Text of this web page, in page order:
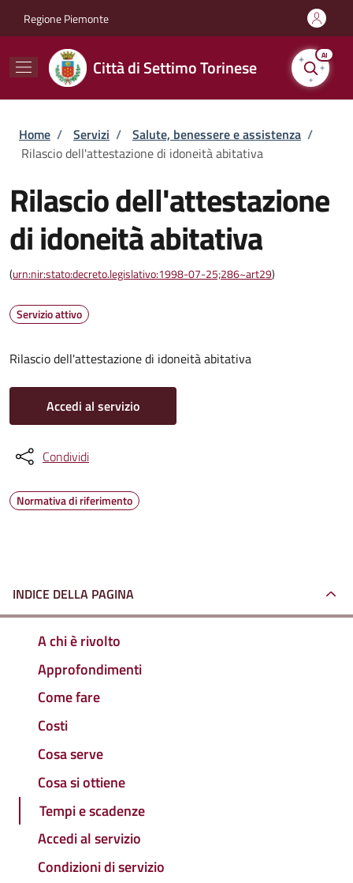
Regione Piemonte
Città di Settimo Torinese
AI
Briciole di pane
Home / Servizi / Salute, benessere e assistenza /
Rilascio dell'attestazione di idoneità abitativa
Rilascio dell'attestazione
di idoneità abitativa
(urn:nir:stato:decreto.legislativo:1998-07-25;286~art29)
Servizio attivo
Rilascio dell'attestazione di idoneità abitativa
Accedi al servizio
Condividi
Normativa di riferimento
INDICE DELLA PAGINA
A chi è rivolto
Approfondimenti
Come fare
Costi
Cosa serve
Cosa si ottiene
Tempi e scadenze
Accedi al servizio
Condizioni di servizio